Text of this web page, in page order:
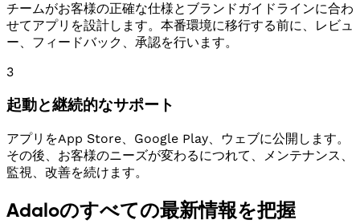
チームがお客様の正確な仕様とブランドガイドラインに合わ
せてアプリを設計します。本番環境に移行する前に、レビュ
ー、フィードバック、承認を行います。
3
起動と継続的なサポート
アプリをApp Store、Google Play、ウェブに公開します。
その後、お客様のニーズが変わるにつれて、メンテナンス、
監視、改善を続けます。
Adaloのすべての最新情報を把握